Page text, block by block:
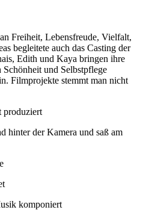
Freiheit, Lebensfreude, Vielfalt,
begleitete auch das Casting der
Edith und Kaya bringen ihre
und Selbstpflege
Filmprojekte stemmt man nicht
produziert
hinter der Kamera und saß am
komponiert